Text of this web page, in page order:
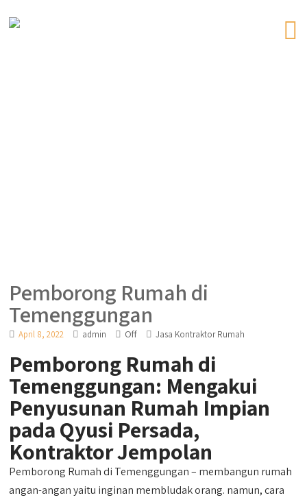
Pemborong Rumah di
Temenggungan
April 8, 2022 admin Off Jasa Kontraktor Rumah
Pemborong Rumah di
Temenggungan: Mengakui
Penyusunan Rumah Impian
pada Qyusi Persada,
Kontraktor Jempolan
Pemborong Rumah di Temenggungan – membangun rumah
angan-angan yaitu inginan membludak orang. namun, cara